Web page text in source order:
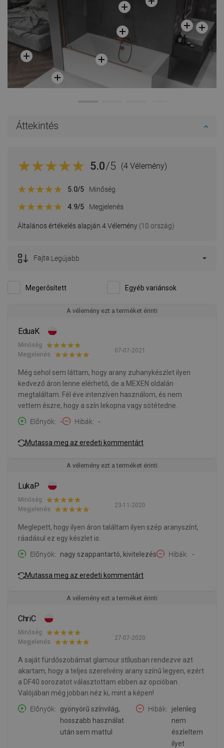
Áttekintés
5.0/5 (4 Vélemény)
Általános értékelés alapján 4 Vélemény (10 ország)
5.0/5 Minőség
4.9/5 Megjelenés
Megerősített Egyéb variánsok
Fajta:Legújabb
A vélemény ezt a terméket érinti
EduaK
07-07-2021
Minőség:
Megjelenés:
Még sehol sem láttam, hogy arany zuhanykészlet ilyen
kedvező áron lenne elérhető, de a MEXEN oldalán
megtaláltam. Fél éve intenzíven használom, és nem
vettem észre, hogy a szín lekopna vagy sötétedne.
Előnyök
- Hibák -
Mutassa meg az eredeti kommentárt
A vélemény ezt a terméket érinti
LukaP
23-11-2020
Minőség:
Megjelenés:
Meglepett, hogy ilyen áron találtam ilyen szép aranyszínt,
ráadásul ez egy készlet is.
Előnyök
nagy szappantartó, kivitelezés Hibák -
Mutassa meg az eredeti kommentárt
A vélemény ezt a terméket érinti
ChriC
27-07-2020
Minőség:
Megjelenés:
A saját fürdőszobámat glamour stílusban rendezve azt
akartam, hogy a teljes szerelvény arany színű legyen, ezért
a DF40 sorozatot választottam ebben az opcióban.
Valójában még jobban néz ki, mint a képen!
Előnyök
gyönyörű színvilág,
hosszabb használat
után sem mattul
Hibák
jelenleg
nem
észleltem
ilyet